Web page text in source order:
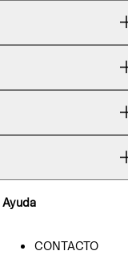
Ayuda
CONTACTO